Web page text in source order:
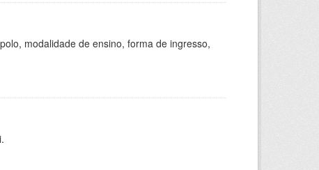
modalidade de ensino, forma de ingresso,